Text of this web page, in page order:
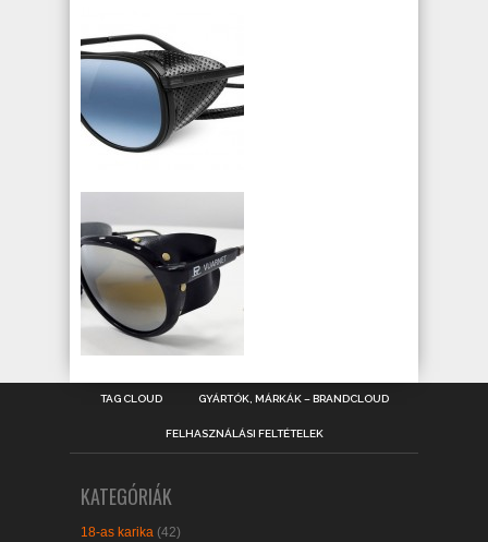
TAG CLOUD GYÁRTÓK, MÁRKÁK – BRANDCLOUD
FELHASZNÁLÁSI FELTÉTELEK
KATEGÓRIÁK
18-as karika (42)